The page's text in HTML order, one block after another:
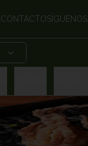
CONTACTOSÍGUENOS